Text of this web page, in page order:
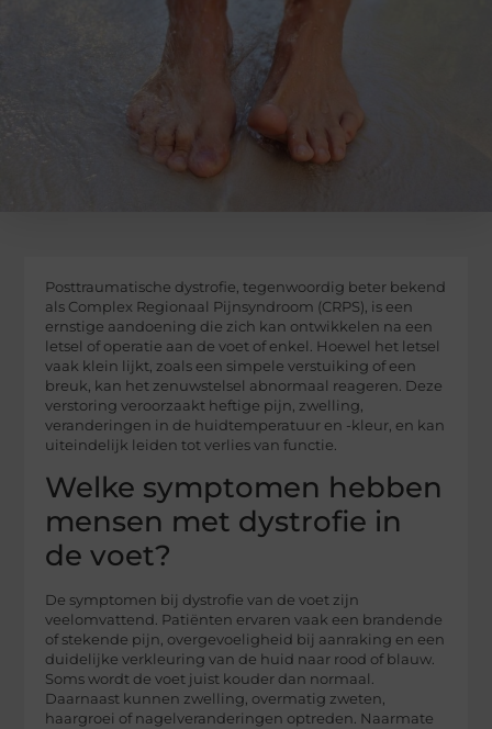
Posttraumatische dystrofie, tegenwoordig beter bekend
als Complex Regionaal Pijnsyndroom (CRPS), is een
ernstige aandoening die zich kan ontwikkelen na een
letsel of operatie aan de voet of enkel. Hoewel het letsel
vaak klein lijkt, zoals een simpele verstuiking of een
breuk, kan het zenuwstelsel abnormaal reageren. Deze
verstoring veroorzaakt heftige pijn, zwelling,
veranderingen in de huidtemperatuur en -kleur, en kan
uiteindelijk leiden tot verlies van functie.
Welke symptomen hebben
mensen met dystrofie in
de voet?
De symptomen bij dystrofie van de voet zijn
veelomvattend. Patiënten ervaren vaak een brandende
of stekende pijn, overgevoeligheid bij aanraking en een
duidelijke verkleuring van de huid naar rood of blauw.
Soms wordt de voet juist kouder dan normaal.
Daarnaast kunnen zwelling, overmatig zweten,
haargroei of nagelveranderingen optreden. Naarmate